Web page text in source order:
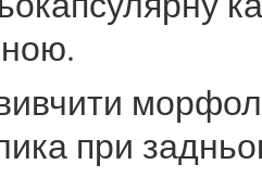
при